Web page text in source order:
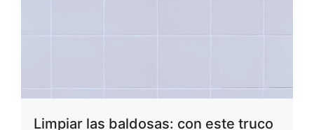
Limpiar las baldosas: con este truco